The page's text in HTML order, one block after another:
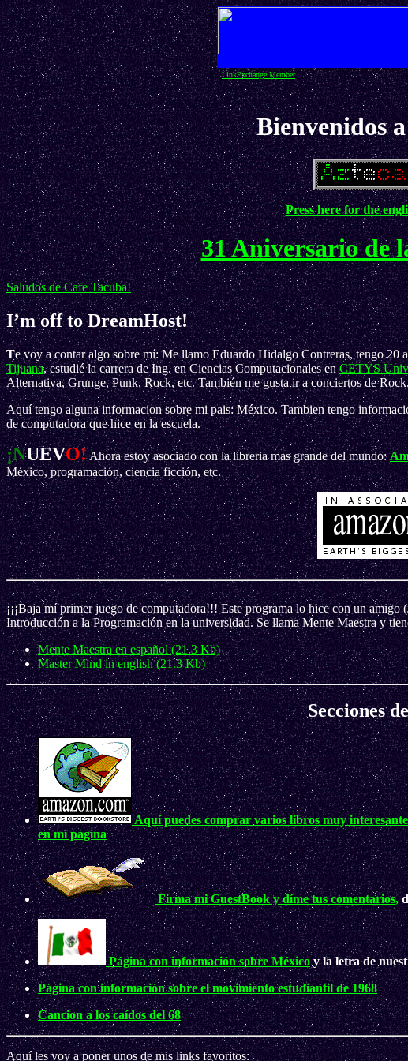
LinkExchange Member
Bienvenidos
Press here for the
31 Aniversario de
Saludos de Cafe Tacuba!
I’m off to DreamHost!
Te voy a contar algo sobre mí: Me llamo Eduardo Hidalgo Contreras, tengo 20
Tijuana, estudié la carrera de Ing. en Ciencias Computacionales enCETYS
Alternativa, Grunge, Punk, Rock, etc. También me gusta ir a conciertos de
Aquí tengo alguna informacion sobre mi pais: México. Tambien tengo
de computadora que hice en la escuela.
¡NUEVO!Ahora estoy asociado con la libreria mas grande del mundo:
México, programación, ciencia ficción, etc.
¡¡¡Baja mí primer juego de computadora!!! Este programa lo hice con un
Introducción a la Programación en la universidad. Se llama Mente Maestra y
Mente Maestra en español (21.3 Kb)
Master Mind in english (21.3 Kb)
Secciones
Aquí puedes comprar varios libros muy
en mi página
Firma mi GuestBook y díme tus comentarios,
Página con información sobre Méxicoy la letra de
Página con información sobre el movimiento estudiantil de 1968
Cancion a los caídos del 68
Aquí les voy a poner unos de mis links favoritos: